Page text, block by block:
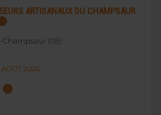
ARTISANAUX DU CHAMPSAUR
(05)
2026